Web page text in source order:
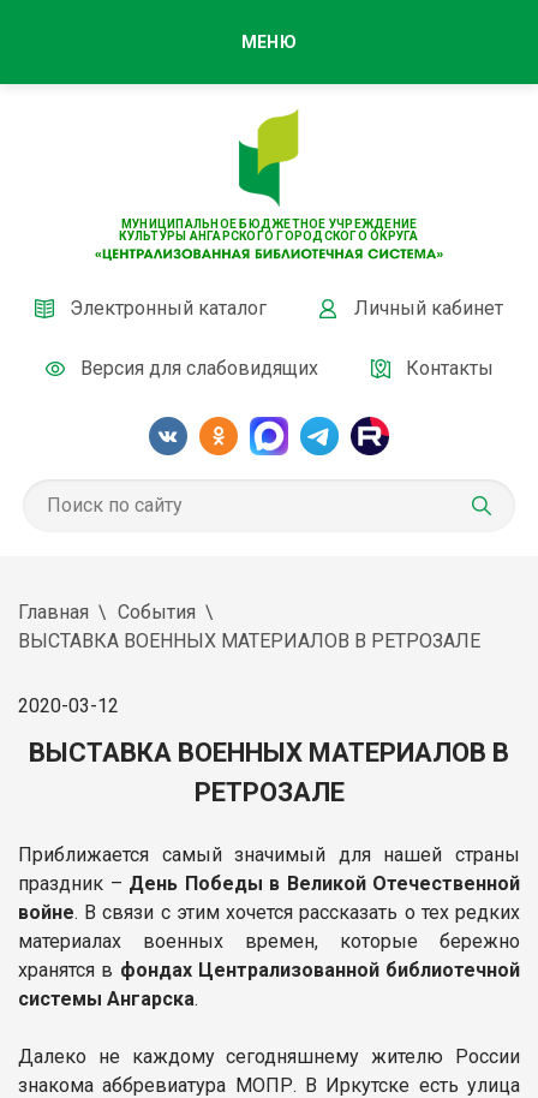
МУНИЦИПАЛЬНОЕ БЮДЖЕТНОЕ УЧРЕЖДЕНИЕ
КУЛЬТУРЫ АНГАРСКОГО ГОРОДСКОГО ОКРУГА
Электронный каталог Личный кабинет
Версия для слабовидящих Контакты
МЕНЮ
Главная
События
ВЫСТАВКА ВОЕННЫХ МАТЕРИАЛОВ В РЕТРОЗАЛЕ
2020-03-12
ВЫСТАВКА ВОЕННЫХ МАТЕРИАЛОВ В
РЕТРОЗАЛЕ
Приближается самый значимый для нашей страны
праздник – День Победы в Великой Отечественной
войне. В связи с этим хочется рассказать о тех редких
материалах военных времен, которые бережно
хранятся в фондах Централизованной библиотечной
системы Ангарска.
Далеко не каждому сегодняшнему жителю России
знакома аббревиатура МОПР. В Иркутске есть улица